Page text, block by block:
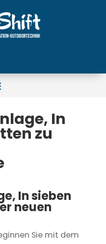
In
zu
In sieben
neuen
Sie mit dem